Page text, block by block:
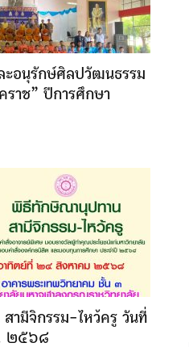
ะอนุรักษ์ศิลปวัฒนธรรม
าช” ปีการศึกษา
ามีจิกรรม-ไหว้ครู วันที่
๒๕๖๘